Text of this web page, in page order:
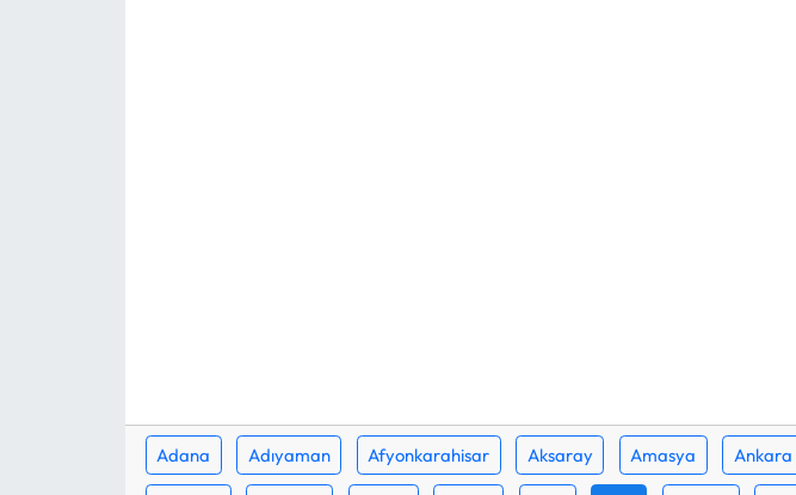
Adana Adıyaman Afyonkarahisar Aksaray Amasya Ankara
RESMİ İLANLAR